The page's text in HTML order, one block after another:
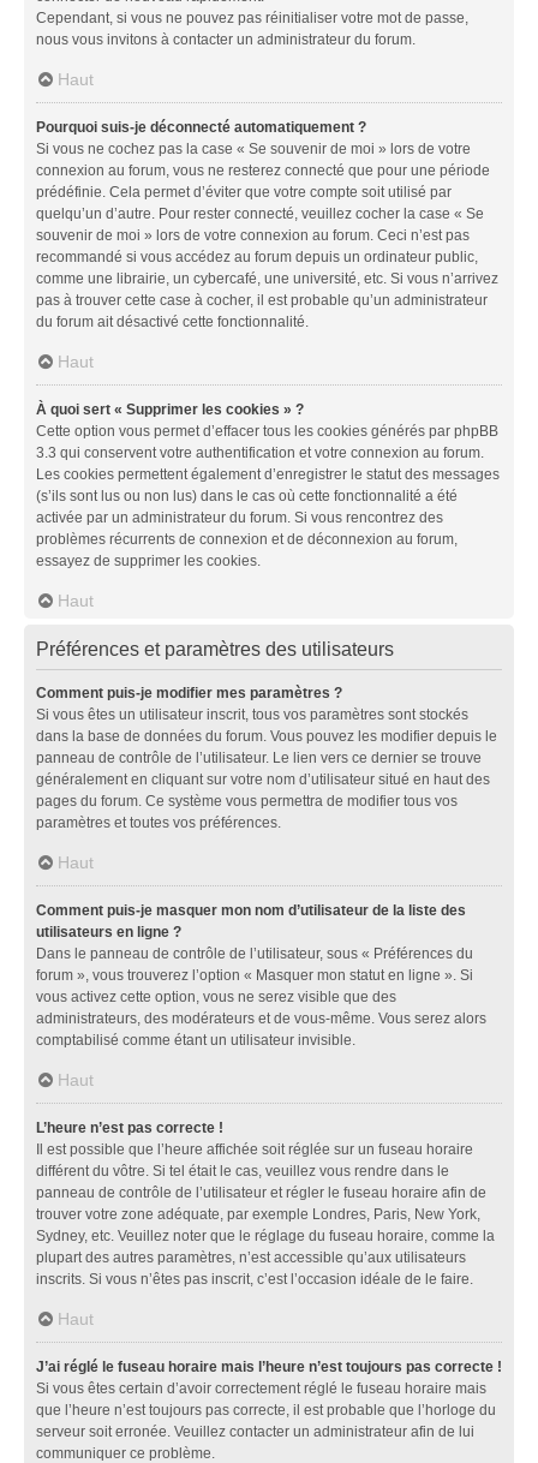
Cependant, si vous ne pouvez pas réinitialiser votre mot de passe,
nous vous invitons à contacter un administrateur du forum.
Haut
Pourquoi suis-je déconnecté automatiquement ?
Si vous ne cochez pas la case « Se souvenir de moi » lors de votre
connexion au forum, vous ne resterez connecté que pour une période
prédéfinie. Cela permet d’éviter que votre compte soit utilisé par
quelqu’un d’autre. Pour rester connecté, veuillez cocher la case « Se
souvenir de moi » lors de votre connexion au forum. Ceci n’est pas
recommandé si vous accédez au forum depuis un ordinateur public,
comme une librairie, un cybercafé, une université, etc. Si vous n’arrivez
pas à trouver cette case à cocher, il est probable qu’un administrateur
du forum ait désactivé cette fonctionnalité.
Haut
À quoi sert « Supprimer les cookies » ?
Cette option vous permet d’effacer tous les cookies générés par phpBB
3.3 qui conservent votre authentification et votre connexion au forum.
Les cookies permettent également d’enregistrer le statut des messages
(s’ils sont lus ou non lus) dans le cas où cette fonctionnalité a été
activée par un administrateur du forum. Si vous rencontrez des
problèmes récurrents de connexion et de déconnexion au forum,
essayez de supprimer les cookies.
Haut
Préférences et paramètres des utilisateurs
Comment puis-je modifier mes paramètres ?
Si vous êtes un utilisateur inscrit, tous vos paramètres sont stockés
dans la base de données du forum. Vous pouvez les modifier depuis le
panneau de contrôle de l’utilisateur. Le lien vers ce dernier se trouve
généralement en cliquant sur votre nom d’utilisateur situé en haut des
pages du forum. Ce système vous permettra de modifier tous vos
paramètres et toutes vos préférences.
Haut
Comment puis-je masquer mon nom d’utilisateur de la liste des
utilisateurs en ligne ?
Dans le panneau de contrôle de l’utilisateur, sous « Préférences du
forum », vous trouverez l’option « Masquer mon statut en ligne ». Si
vous activez cette option, vous ne serez visible que des
administrateurs, des modérateurs et de vous-même. Vous serez alors
comptabilisé comme étant un utilisateur invisible.
Haut
L’heure n’est pas correcte !
Il est possible que l’heure affichée soit réglée sur un fuseau horaire
différent du vôtre. Si tel était le cas, veuillez vous rendre dans le
panneau de contrôle de l’utilisateur et régler le fuseau horaire afin de
trouver votre zone adéquate, par exemple Londres, Paris, New York,
Sydney, etc. Veuillez noter que le réglage du fuseau horaire, comme la
plupart des autres paramètres, n’est accessible qu’aux utilisateurs
inscrits. Si vous n’êtes pas inscrit, c’est l’occasion idéale de le faire.
Haut
J’ai réglé le fuseau horaire mais l’heure n’est toujours pas correcte !
Si vous êtes certain d’avoir correctement réglé le fuseau horaire mais
que l’heure n’est toujours pas correcte, il est probable que l’horloge du
serveur soit erronée. Veuillez contacter un administrateur afin de lui
communiquer ce problème.